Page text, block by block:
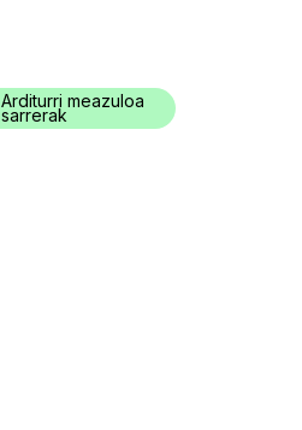
Arditurri meazuloa
sarrerak